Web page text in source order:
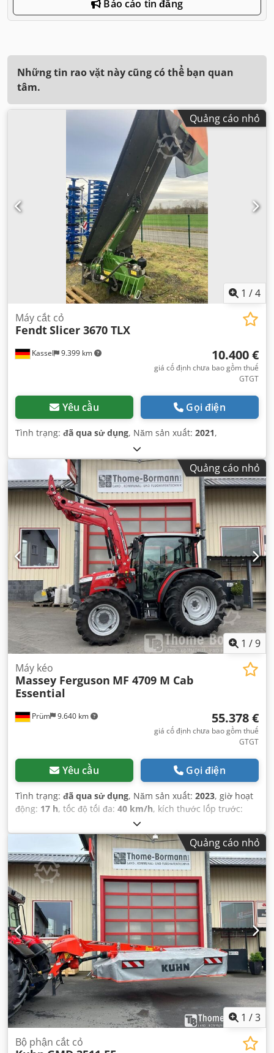
Báo cáo tin đăng
Những tin rao vặt này cũng có thể bạn quan
tâm.
Quảng cáo nhỏ
1 /4
Kassel 9.399 km
Máy cắt cỏ
FendtSlicer 3670 TLX
10.400 €
giá cố định chưa bao gồm thuế
GTGT
Yêu cầu Gọi điện
Tình trạng: đã qua sử dụng, Năm sản xuất: 2021,
Quảng cáo nhỏ
1 /9
Prüm 9.640 km
Máy kéo
Massey Ferguson MF 4709 M Cab
Essential
55.378 €
giá cố định chưa bao gồm thuế
GTGT
Yêu cầu Gọi điện
Tình trạng: đã qua sử dụng, Năm sản xuất: 2023, giờ hoạt
động: 17 h, tốc độ tối đa: 40 km/h, kích thước lốp trước:
, kích thước lốp sau:
thước lốp xe:480/70 R34,
Quảng cáo nhỏ
1 /3
Bộ phận cắt cỏ